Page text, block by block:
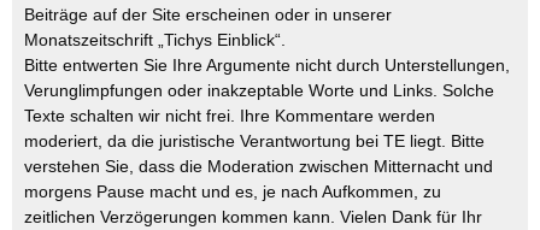
Beiträge auf der Site erscheinen oder in unserer
Monatszeitschrift „Tichys Einblick“.
Bitte entwerten Sie Ihre Argumente nicht durch Unterstellungen,
Verunglimpfungen oder inakzeptable Worte und Links. Solche
Texte schalten wir nicht frei. Ihre Kommentare werden
moderiert, da die juristische Verantwortung bei TE liegt. Bitte
verstehen Sie, dass die Moderation zwischen Mitternacht und
morgens Pause macht und es, je nach Aufkommen, zu
zeitlichen Verzögerungen kommen kann. Vielen Dank für Ihr